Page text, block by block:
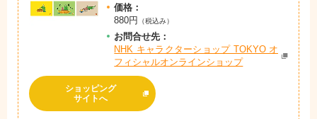
価格：
880円
（税込み）
お問合せ先：
NHK キャラクターショップ TOKYO オ
フィシャルオンラインショップ
ショッピング
サイトへ